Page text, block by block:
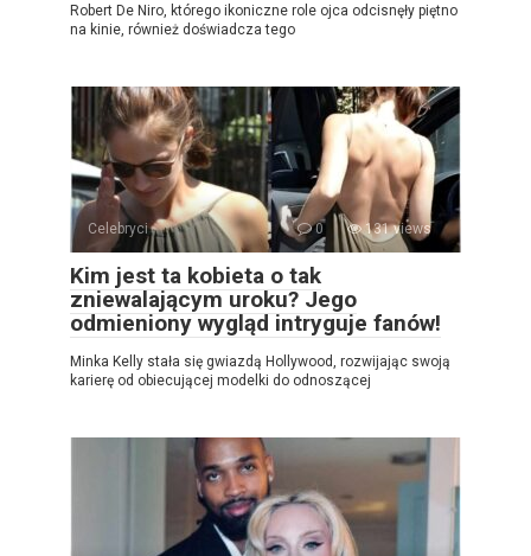
Robert De Niro, którego ikoniczne role ojca odcisnęły piętno
na kinie, również doświadcza tego
Celebryci 0 131 views
Kim jest ta kobieta o tak
zniewalającym uroku? Jego
odmieniony wygląd intryguje fanów!
Minka Kelly stała się gwiazdą Hollywood, rozwijając swoją
karierę od obiecującej modelki do odnoszącej